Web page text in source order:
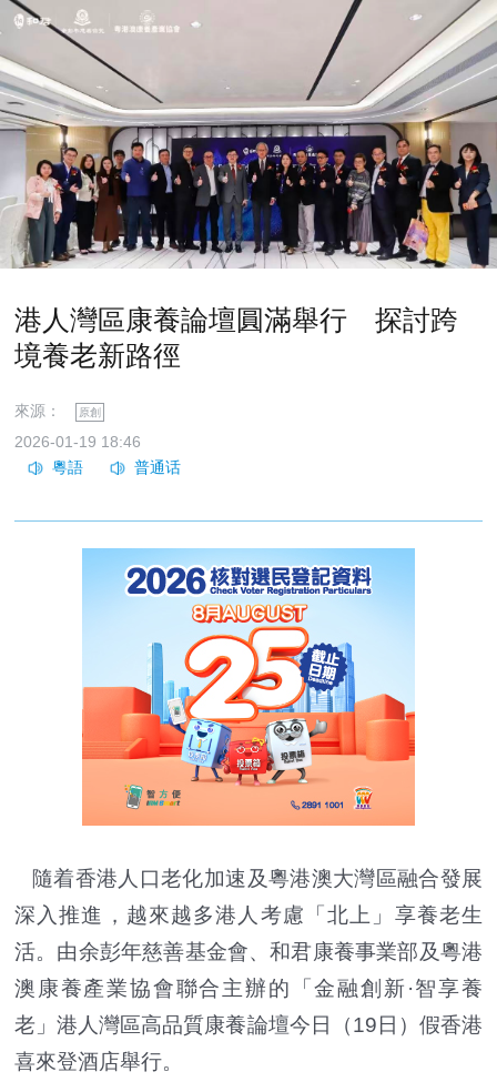
港人灣區康養論壇圓滿舉行 探討跨
境養老新路徑
來源： 原創
2026-01-19 18:46
隨着香港人口老化加速及粵港澳大灣區融合發展
深入推進，越來越多港人考慮「北上」享養老生
活。由余彭年慈善基金會、和君康養事業部及粵港
澳康養產業協會聯合主辦的「金融創新·智享養
老」港人灣區高品質康養論壇今日（19日）假香港
喜來登酒店舉行。